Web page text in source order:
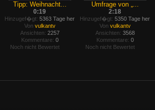
Tipp: Weihnacht...
0:19
Hinzugef�gt: 5363 Tage her
Von vulkantv
Ansichten: 2257
Kommentare: 0
Noch nicht Bewertet
Umfrage von „...
2:18
Hinzugef�gt: 5350 Tage her
Von vulkantv
Ansichten: 3568
Kommentare: 0
Noch nicht Bewertet